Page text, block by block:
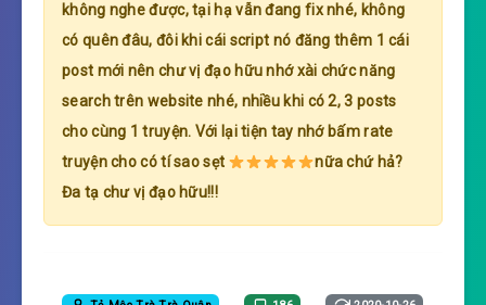
không nghe được, tại hạ vẫn đang fix nhé, không
có quên đâu, đôi khi cái script nó đăng thêm 1 cái
post mới nên chư vị đạo hữu nhớ xài chức năng
search trên website nhé, nhiều khi có 2, 3 posts
cho cùng 1 truyện. Với lại tiện tay nhớ bấm rate
truyện cho có tí sao sẹt
nữa chứ hả?
Đa tạ chư vị đạo hữu!!!